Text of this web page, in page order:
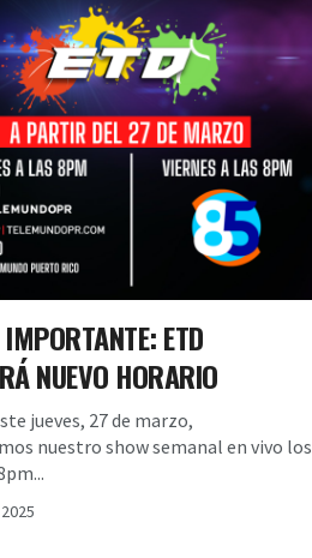
ETD
NUEVO HORARIO
jueves, 27 de marzo,
nuestro show semanal en vivo los